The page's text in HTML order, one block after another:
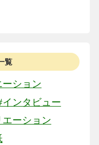
覧
ション
インタビュー
ーション